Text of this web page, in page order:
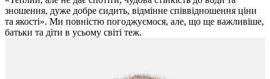
зношення, дуже добре сидить, відмінне співвідношення ціни
та якості». Ми повністю погоджуємося, але, що ще важливіше,
батьки та діти в усьому світі теж.